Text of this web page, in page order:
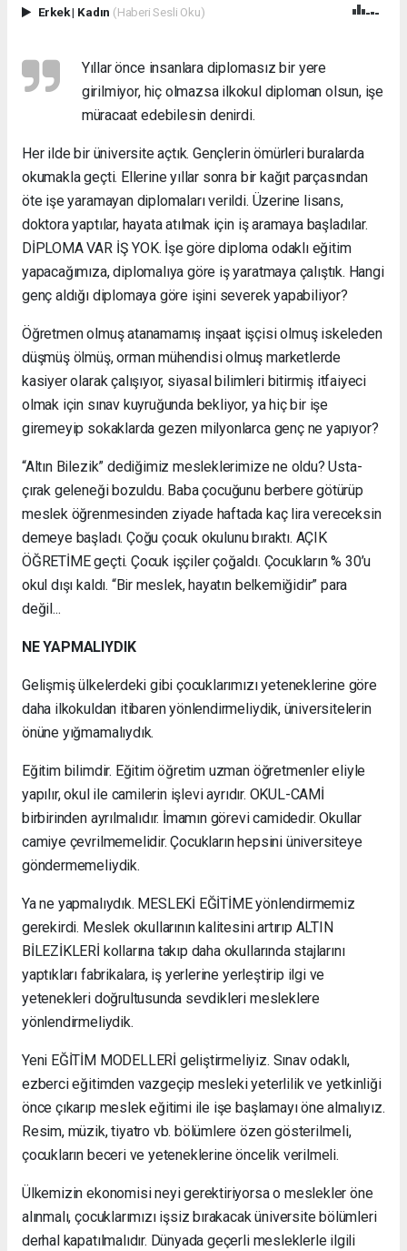
Erkek| Kadın (Haberi Sesli Oku)
Yıllar önce insanlara diplomasız bir yere
girilmiyor, hiç olmazsa ilkokul diploman olsun, işe
müracaat edebilesin denirdi.
Her ilde bir üniversite açtık. Gençlerin ömürleri buralarda
okumakla geçti. Ellerine yıllar sonra bir kağıt parçasından
öte işe yaramayan diplomaları verildi. Üzerine lisans,
doktora yaptılar, hayata atılmak için iş aramaya başladılar.
DİPLOMA VAR İŞ YOK. İşe göre diploma odaklı eğitim
yapacağımıza, diplomalıya göre iş yaratmaya çalıştık. Hangi
genç aldığı diplomaya göre işini severek yapabiliyor?
Öğretmen olmuş atanamamış inşaat işçisi olmuş iskeleden
düşmüş ölmüş, orman mühendisi olmuş marketlerde
kasiyer olarak çalışıyor, siyasal bilimleri bitirmiş itfaiyeci
olmak için sınav kuyruğunda bekliyor, ya hiç bir işe
giremeyip sokaklarda gezen milyonlarca genç ne yapıyor?
“Altın Bilezik” dediğimiz mesleklerimize ne oldu? Usta-
çırak geleneği bozuldu. Baba çocuğunu berbere götürüp
meslek öğrenmesinden ziyade haftada kaç lira vereceksin
demeye başladı. Çoğu çocuk okulunu bıraktı. AÇIK
ÖĞRETİME geçti. Çocuk işçiler çoğaldı. Çocukların % 30’u
okul dışı kaldı. “Bir meslek, hayatın belkemiğidir” para
değil...
NE YAPMALIYDIK
Gelişmiş ülkelerdeki gibi çocuklarımızı yeteneklerine göre
daha ilkokuldan itibaren yönlendirmeliydik, üniversitelerin
önüne yığmamalıydık.
Eğitim bilimdir. Eğitim öğretim uzman öğretmenler eliyle
yapılır, okul ile camilerin işlevi ayrıdır. OKUL-CAMİ
birbirinden ayrılmalıdır. İmamın görevi camidedir. Okullar
camiye çevrilmemelidir. Çocukların hepsini üniversiteye
göndermemeliydik.
Ya ne yapmalıydık. MESLEKİ EĞİTİME yönlendirmemiz
gerekirdi. Meslek okullarının kalitesini artırıp ALTIN
BİLEZİKLERİ kollarına takıp daha okullarında stajlarını
yaptıkları fabrikalara, iş yerlerine yerleştirip ilgi ve
yetenekleri doğrultusunda sevdikleri mesleklere
yönlendirmeliydik.
Yeni EĞİTİM MODELLERİ geliştirmeliyiz. Sınav odaklı,
ezberci eğitimden vazgeçip mesleki yeterlilik ve yetkinliği
önce çıkarıp meslek eğitimi ile işe başlamayı öne almalıyız.
Resim, müzik, tiyatro vb. bölümlere özen gösterilmeli,
çocukların beceri ve yeteneklerine öncelik verilmeli.
Ülkemizin ekonomisi neyi gerektiriyorsa o meslekler öne
alınmalı, çocuklarımızı işsiz bırakacak üniversite bölümleri
derhal kapatılmalıdır. Dünyada geçerli mesleklerle ilgili